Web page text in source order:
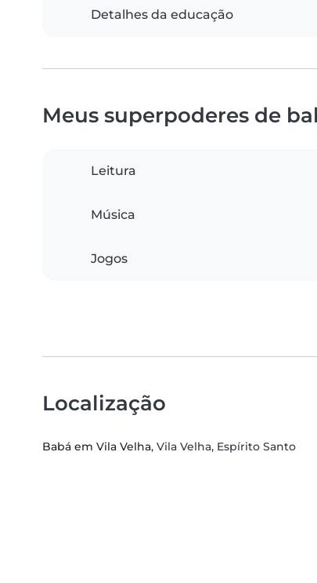
Detalhes da educação
Meus superpoderes de
Leitura
Música
Jogos
Localização
Babá em Vila Velha, Vila Velha, Espírito Santo